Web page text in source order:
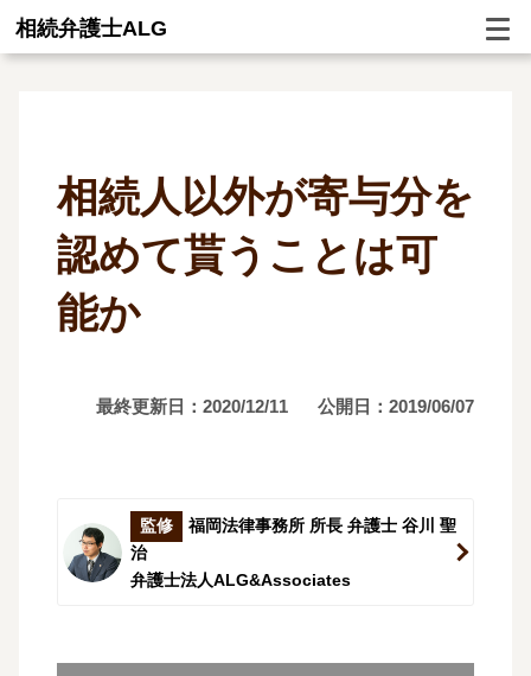
相続弁護士ALG
相続人以外が寄与分を
認めて貰うことは可
能か
最終更新日：2020/12/11 公開日：2019/06/07
監修
福岡法律事務所 所長 弁護士 谷川 聖
治
弁護士法人ALG&Associates